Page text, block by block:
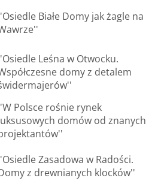
Białe Domy jak żagle na
Leśna w Otwocku.
domy z detalem
Polsce rośnie rynek
domów od znanych
Zasadowa w Radości.
z drewnianych klocków''